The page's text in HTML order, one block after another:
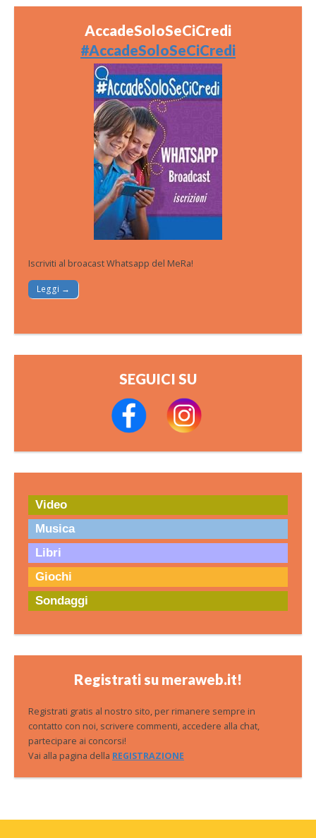
AccadeSoloSeCiCredi
#AccadeSoloSeCiCredi
Iscriviti al broacast Whatsapp del MeRa!
Leggi →
SEGUICI SU
Video
Musica
Libri
Giochi
Sondaggi
Registrati su meraweb.it!
Registrati gratis al nostro sito, per rimanere sempre in
contatto con noi, scrivere commenti, accedere alla chat,
partecipare ai concorsi!
Vai alla pagina della REGISTRAZIONE